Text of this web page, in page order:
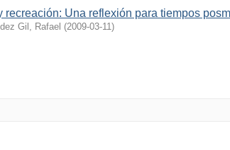
recreación: Una reflexión para tiempos
Gil, Rafael (2009-03-11)